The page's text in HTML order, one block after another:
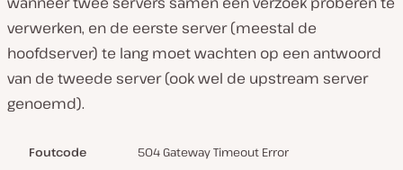
verwerken, en de eerste server (meestal de
hoofdserver) te lang moet wachten op een antwoord
van de tweede server (ook wel de upstream server
genoemd).
Foutcode 504 Gateway Timeout Error